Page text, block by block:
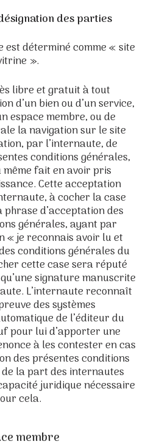
des parties
est déterminé comme « site
».
libre et gratuit à tout
d’un bien ou d’un service,
espace membre, ou de
la navigation sur le site
par l’internaute, de
conditions générales,
fait en avoir pris
Cette acceptation
à cocher la case
d’acceptation des
générales, ayant par
« je reconnais avoir lu et
conditions générales du
cette case sera réputé
signature manuscrite
L’internaute reconnaît
des systèmes
de l’éditeur du
pour lui d’apporter une
à les contester en cas
des présentes conditions
la part des internautes
juridique nécessaire
cela.
membre